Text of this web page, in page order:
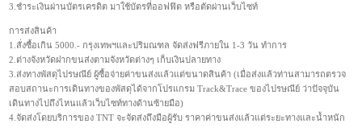
3.ชำระเงินผ่านบัตรเครดิต มาใช้บัตรที่ออฟฟิต หรือตัดผ่านเว็บไซท์
การส่งสินค้า
1.สั่งซื้อเกิน 5000.- กรุงเทพฯและปริมณฑล จัดส่งฟรีภายใน 1-3 วัน ทำการ
2.ต่างจังหวัดฝากขนส่งตามจังหวัดต่างๆ เก็บเงินปลายทาง
3.ส่งทางพัสดุไปรษณีย์ ผู้ซื้อจ่ายค่าขนส่งแล้วแต่ขนาดสินค้า (เมื่อส่งแล้วท่านสามารถตรวจ
สอบสถานะการเดินทางของพัสดุได้จากโปรแกรม Track&Trace ของไปรษณีย์ ว่าปัจจุบัน
เดินทางไปถึงไหนแล้วเว็บไซท์ทางด้านซ้ายมือ)
4.จัดส่งโดยบริการของ TNT จะจัดส่งถึงมือผู้รับ ราคาค่าขนส่งแล้วแต่ระยะทางและน้ำหนัก